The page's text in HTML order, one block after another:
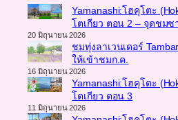
Yamanashi:โฮคุโตะ
โตเกียว ตอน 2 – จุดชมซ
20 มิถุนายน 2026
ชมทุ่งลาเวนเดอร์
ให้เข้าชมก.ค.
16 มิถุนายน 2026
Yamanashi:โฮคุโตะ
โตเกียว ตอน 3
11 มิถุนายน 2026